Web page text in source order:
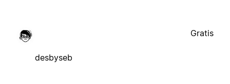
desbyseb
Gratis